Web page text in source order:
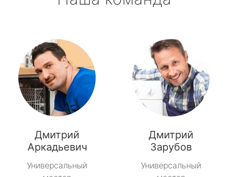
Дмитрий
Аркадьевич
Универсальный
Дмитрий
Зарубов
Универсальный